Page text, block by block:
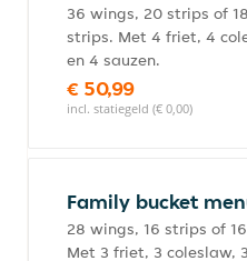
36 wings, 20 strips of
strips. Met 4 friet, 4
en 4 sauzen.
€ 50,99
incl. statiegeld (€ 0,00)
Family bucket
28 wings, 16 strips of
Met 3 friet, 3 coleslaw,